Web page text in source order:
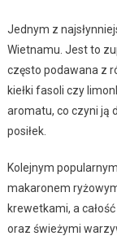
Jednym z
Wietnamu. Jest to
często podawana z
kiełki fasoli czy
aromatu, co czyni ją
posiłek.
Kolejnym
makaronem
krewetkami, a
oraz świeżymi